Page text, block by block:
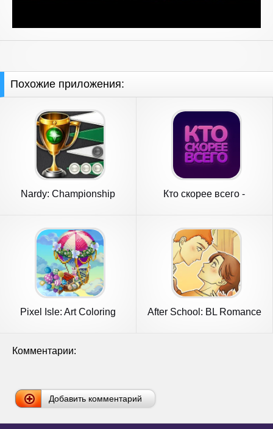
Похожие приложения:
Nardy: Championship
Кто скорее всего -
Pixel Isle: Art Coloring
After School: BL Romance
Комментарии:
Добавить комментарий